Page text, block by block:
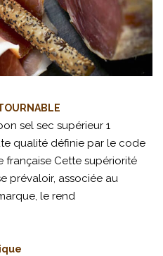
sel sec supérieur 1
qualité définie par le code
française Cette supériorité
prévaloir, associée au
le rend